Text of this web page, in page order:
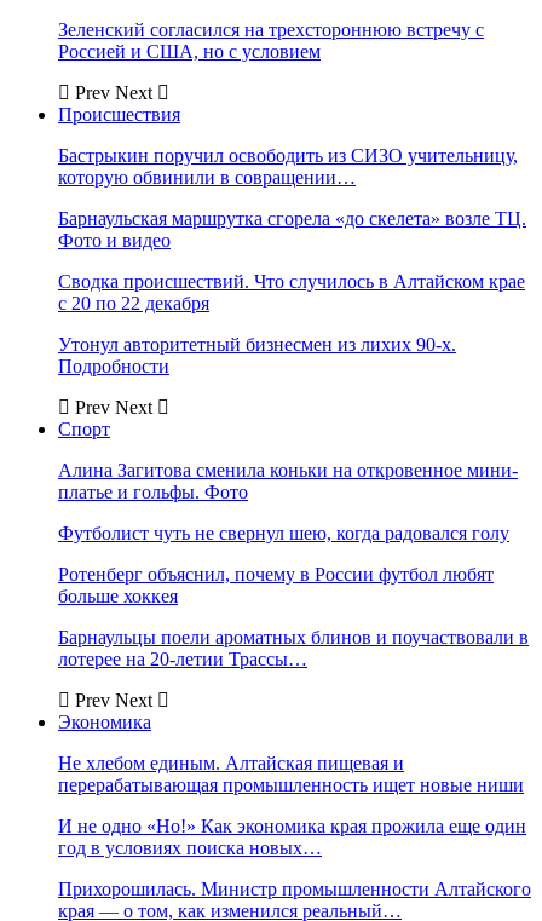
Зеленский согласился на трехстороннюю встречу с
Россией и США, но с условием
Prev Next
Происшествия
Бастрыкин поручил освободить из СИЗО учительницу,
которую обвинили в совращении…
Барнаульская маршрутка сгорела «до скелета» возле ТЦ.
Фото и видео
Сводка происшествий. Что случилось в Алтайском крае
с 20 по 22 декабря
Утонул авторитетный бизнесмен из лихих 90-х.
Подробности
Prev Next
Спорт
Алина Загитова сменила коньки на откровенное мини-
платье и гольфы. Фото
Футболист чуть не свернул шею, когда радовался голу
Ротенберг объяснил, почему в России футбол любят
больше хоккея
Барнаульцы поели ароматных блинов и поучаствовали в
лотерее на 20-летии Трассы…
Prev Next
Экономика
Не хлебом единым. Алтайская пищевая и
перерабатывающая промышленность ищет новые ниши
И не одно «Но!» Как экономика края прожила еще один
год в условиях поиска новых…
Прихорошилась. Министр промышленности Алтайского
края — о том, как изменился реальный…